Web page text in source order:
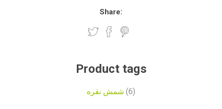
Share:
Product tags
شمش نقره (6)